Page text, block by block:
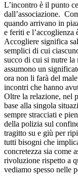
L’incontro è il punto
dall’associazione.
quando arrivano in
e feriti e l’accoglienza
Accogliere significa
semplici di cui
succo di cui si nutre la
assumono un
ora non li farà del
incontri che hanno
Oltre la relazione, nel
base alla singola
sempre stracciati e
della polizia sul
tragitto su e giù per
tutti bisogni che
concretezza sia come
rivoluzione rispetto a
vediamo spesso nelle